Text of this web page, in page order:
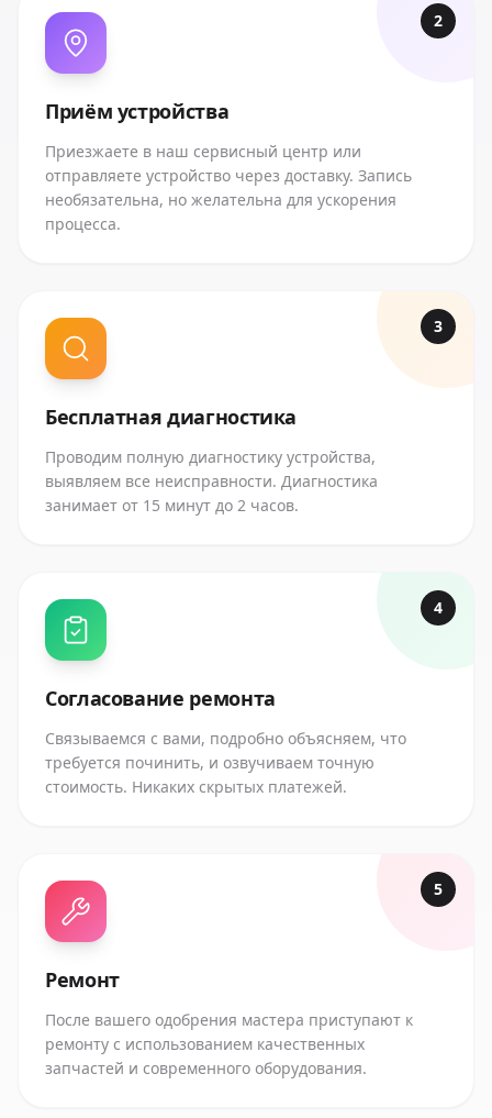
2
Приём устройства
Приезжаете в наш сервисный центр или
отправляете устройство через доставку. Запись
необязательна, но желательна для ускорения
процесса.
3
Бесплатная диагностика
Проводим полную диагностику устройства,
выявляем все неисправности. Диагностика
занимает от 15 минут до 2 часов.
4
Согласование ремонта
Связываемся с вами, подробно объясняем, что
требуется починить, и озвучиваем точную
стоимость. Никаких скрытых платежей.
5
Ремонт
После вашего одобрения мастера приступают к
ремонту с использованием качественных
запчастей и современного оборудования.